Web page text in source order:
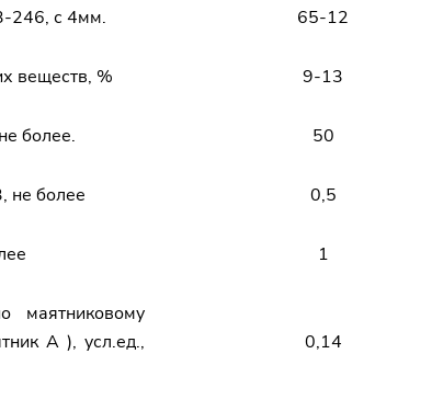
246, с 4мм. 65-12
веществ, % 9-13
более. 50
не более 0,5
1
маятниковому
А ), усл.ед.,
0,14